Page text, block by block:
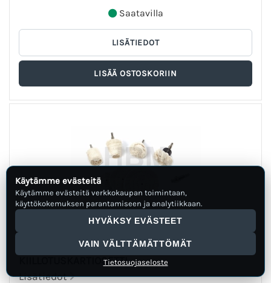
Saatavilla
HBM 8 OSAINEN KIILLOTUSLAIKKA JA
KIILLOTUSKARTIOSETTI
Lisätiedot
Käytämme evästeitä
Käytämme evästeitä verkkokaupan toimintaan,
käyttökokemuksen parantamiseen ja analytiikkaan.
HYVÄKSY EVÄSTEET
VAIN VÄLTTÄMÄTTÖMÄT
Tietosuojaseloste